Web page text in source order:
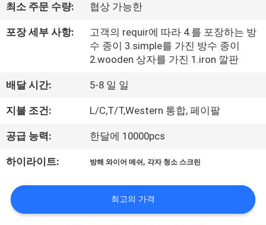
공
장
투
어
품
최소 주문 수량: 협상 가능한
포장 세부 사항:
고객의 requir에 따라 4.를 포장하는 방
수 종이 3.simple를 가진 방수 종이
2.wooden 상자를 가진 1.iron 깔판
배달 시간: 5-8 일 일
지불 조건: L/C,T/T,Western 통합, 페이팔
공급 능력: 한달에 10000pcs
하이라이트: 방해 와이어 메쉬 , 각자 청소 스크린
최고의 가격